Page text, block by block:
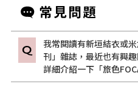
我常閱讀有新垣結衣或
刊」雜誌，最近也有興
詳細介紹一下「旅色